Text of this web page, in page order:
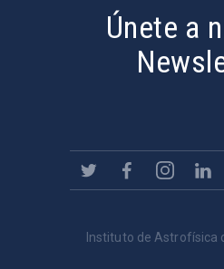
Únete a
Instituto de Astrofísica